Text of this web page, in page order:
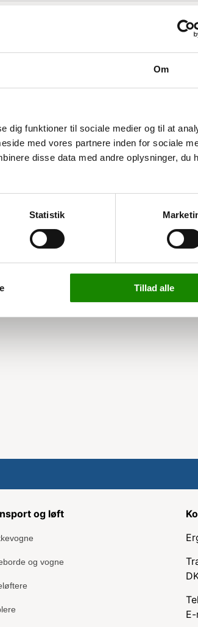
Om
dig funktioner til sociale medier og til at
med vores partnere inden for sociale
disse data med andre oplysninger, du
Statistik
Tillad alle
og løft
og vogne